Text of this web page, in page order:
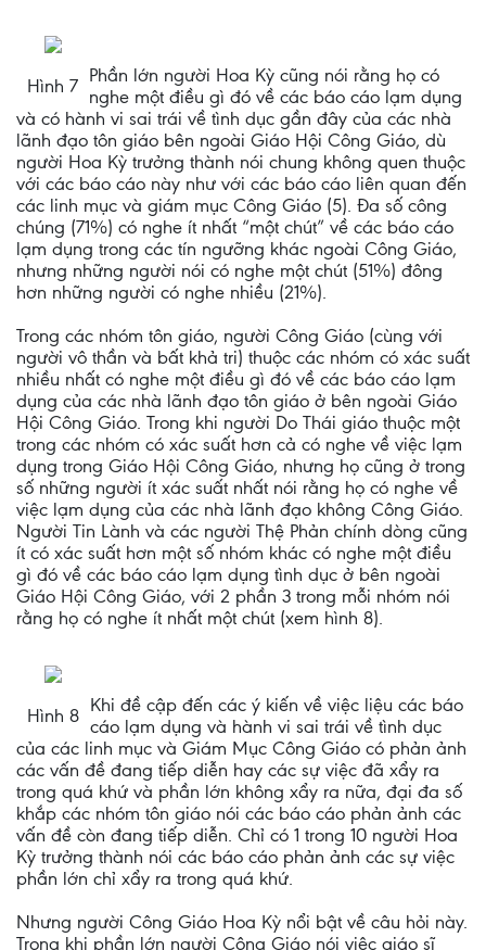
Hình 7 Phần lớn người Hoa Kỳ cũng nói rằng họ có
nghe một điều gì đó về các báo cáo lạm dụng
và có hành vi sai trái về tình dục gần đây của các nhà
lãnh đạo tôn giáo bên ngoài Giáo Hội Công Giáo, dù
người Hoa Kỳ trưởng thành nói chung không quen thuộc
với các báo cáo này như với các báo cáo liên quan đến
các linh mục và giám mục Công Giáo (5). Đa số công
chúng (71%) có nghe ít nhất “một chút” về các báo cáo
lạm dụng trong các tín ngưỡng khác ngoài Công Giáo,
nhưng những người nói có nghe một chút (51%) đông
hơn những người có nghe nhiều (21%).
Trong các nhóm tôn giáo, người Công Giáo (cùng với
người vô thần và bất khả tri) thuộc các nhóm có xác suất
nhiều nhất có nghe một điều gì đó về các báo cáo lạm
dụng của các nhà lãnh đạo tôn giáo ở bên ngoài Giáo
Hội Công Giáo. Trong khi người Do Thái giáo thuộc một
trong các nhóm có xác suất hơn cả có nghe về việc lạm
dụng trong Giáo Hội Công Giáo, nhưng họ cũng ở trong
số những người ít xác suất nhất nói rằng họ có nghe về
việc lạm dụng của các nhà lãnh đạo không Công Giáo.
Người Tin Lành và các người Thệ Phản chính dòng cũng
ít có xác suất hơn một số nhóm khác có nghe một điều
gì đó về các báo cáo lạm dụng tình dục ở bên ngoài
Giáo Hội Công Giáo, với 2 phần 3 trong mỗi nhóm nói
rằng họ có nghe ít nhất một chút (xem hình 8).
Hình 8 Khi đề cập đến các ý kiến về việc liệu các báo
cáo lạm dụng và hành vi sai trái về tình dục
của các linh mục và Giám Mục Công Giáo có phản ảnh
các vấn đề đang tiếp diễn hay các sự việc đã xẩy ra
trong quá khứ và phần lớn không xẩy ra nữa, đại đa số
khắp các nhóm tôn giáo nói các báo cáo phản ảnh các
vấn đề còn đang tiếp diễn. Chỉ có 1 trong 10 người Hoa
Kỳ trưởng thành nói các báo cáo phản ảnh các sự việc
phần lớn chỉ xẩy ra trong quá khứ.
Nhưng người Công Giáo Hoa Kỳ nổi bật về câu hỏi này.
Trong khi phần lớn người Công Giáo nói việc giáo sĩ